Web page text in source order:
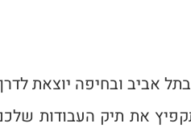
אביב ובחיפה יוצאת
את תיק העבודות